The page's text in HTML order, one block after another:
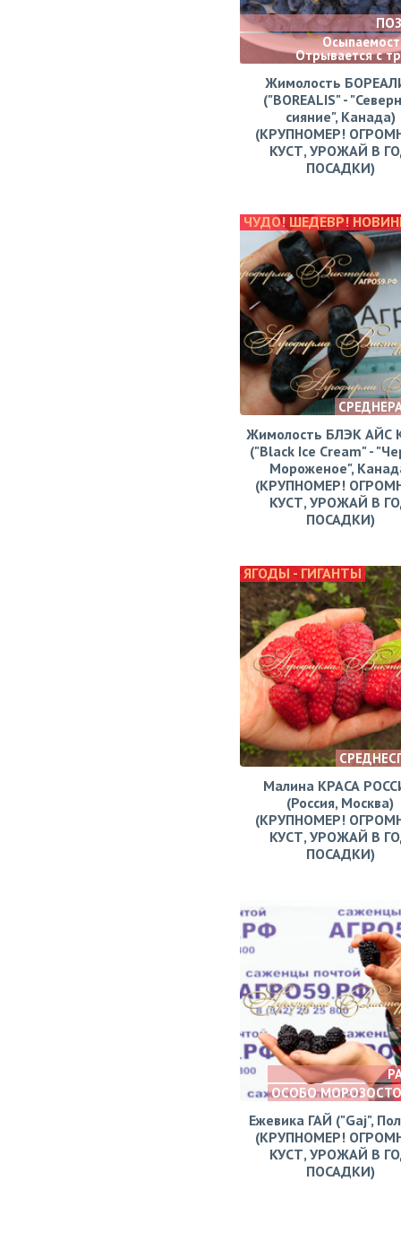
Отрывается с
Жимолость
("BOREALIS" -
сияние", Канада)
(КРУПНОМЕР!
КУСТ, УРОЖАЙ В
ПОСАДКИ)
ЧУДО! ШЕДЕВР!
Жимолость БЛЭК АЙС
("Black Ice Cream" -
Мороженое",
(КРУПНОМЕР!
КУСТ, УРОЖАЙ В
ПОСАДКИ)
ЯГОДЫ - ГИГАНТЫ
Малина КРАСА
(Россия, Москва)
(КРУПНОМЕР!
КУСТ, УРОЖАЙ В
ПОСАДКИ)
ОСОБО
Ежевика ГАЙ ("Gaj",
(КРУПНОМЕР!
КУСТ, УРОЖАЙ В
ПОСАДКИ)